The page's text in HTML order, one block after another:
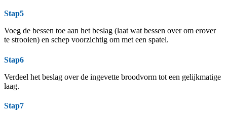
Stap5
Voeg de bessen toe aan het beslag (laat wat bessen over om erover
te strooien) en schep voorzichtig om met een spatel.
Stap6
Verdeel het beslag over de ingevette broodvorm tot een gelijkmatige
laag.
Stap7